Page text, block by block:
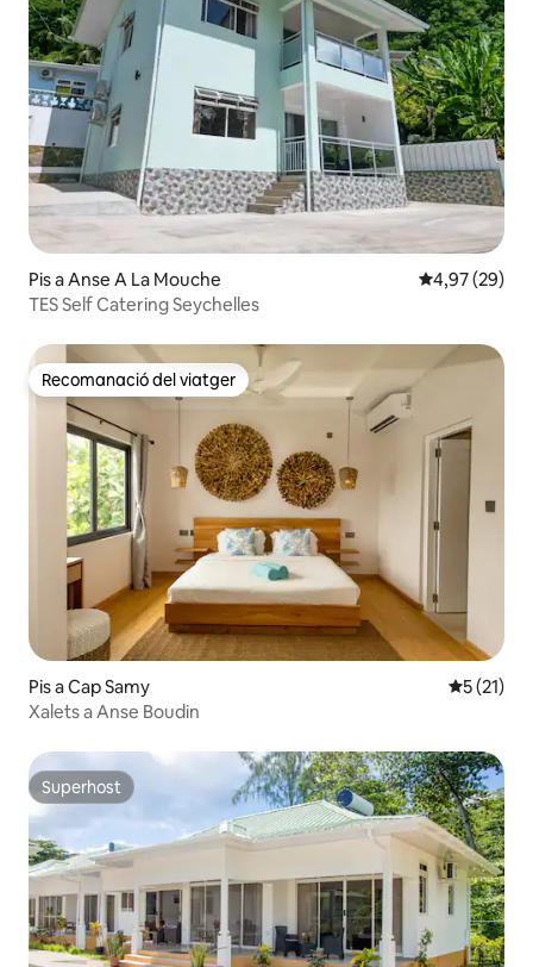
Pis a Anse A La Mouche 4,97 de
4,97 (29)
TES Self Catering Seychelles
Recomanació del viatger
Recomanació del viatger
Pis a Cap Samy 5 de
5 (21)
Xalets a Anse Boudin
Superhost
Superhost